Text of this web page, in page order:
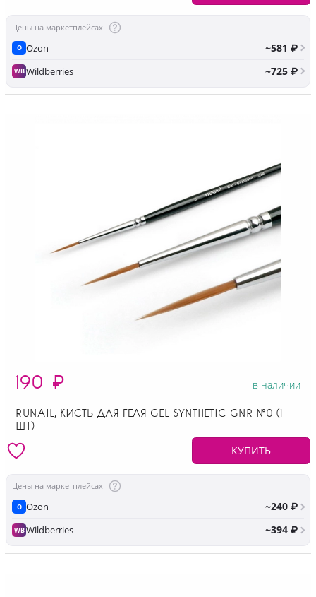
Цены на маркетплейсах
O Ozon ~581 ₽
WBWildberries ~725 ₽
190 ₽ в наличии
RUNAIL, КИСТЬ ДЛЯ ГЕЛЯ GEL SYNTHETIC GNR №0 (1
ШТ)
КУПИТЬ
Цены на маркетплейсах
O Ozon ~240 ₽
WBWildberries ~394 ₽